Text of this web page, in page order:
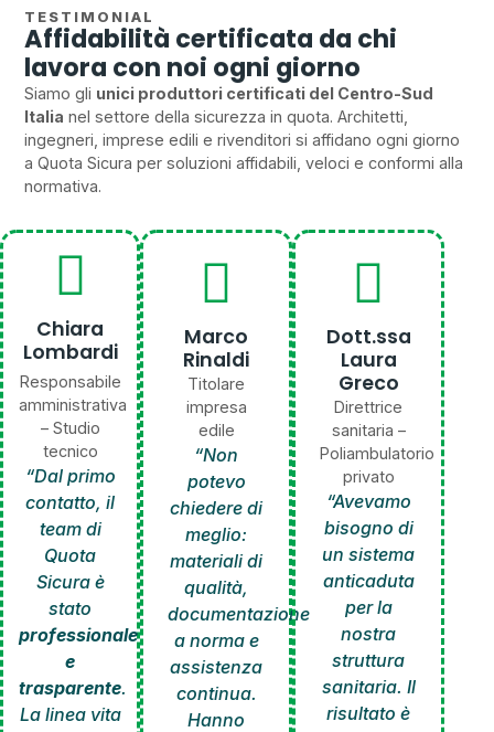
TESTIMONIAL
Affidabilità certificata da chi
lavora con noi ogni giorno
Siamo gli unici produttori certificati del Centro-Sud
Italia nel settore della sicurezza in quota. Architetti,
ingegneri, imprese edili e rivenditori si affidano ogni giorno
a Quota Sicura per soluzioni affidabili, veloci e conformi alla
normativa.
Chiara
Lombardi
Responsabile
amministrativa
– Studio
tecnico
“Dal primo
contatto, il
team di
Quota
Sicura è
stato
professionale
e
trasparente.
La linea vita
Marco
Rinaldi
Titolare
impresa
edile
“Non
potevo
chiedere di
meglio:
materiali di
qualità,
documentazione
a norma e
assistenza
continua.
Hanno
Dott.ssa
Laura
Greco
Direttrice
sanitaria –
Poliambulatorio
privato
“Avevamo
bisogno di
un sistema
anticaduta
per la
nostra
struttura
sanitaria. Il
risultato è